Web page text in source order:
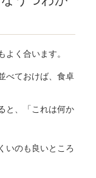
く合います。
べておけば、食卓
と、「これは何か
いのも良いところ